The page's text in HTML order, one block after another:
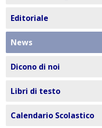
Editoriale
News
Dicono di noi
Libri di testo
Calendario Scolastico